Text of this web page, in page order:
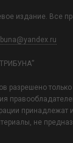
издание. Все
разрешено только
принадлежат
не